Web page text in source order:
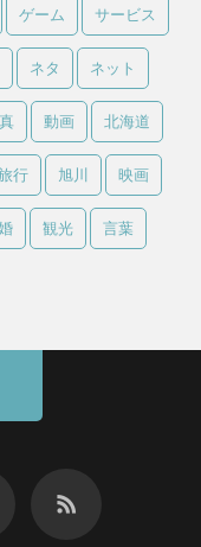
ゲーム サービス
ネタ ネット
動画 北海道
行 旭川 映画
観光 言葉